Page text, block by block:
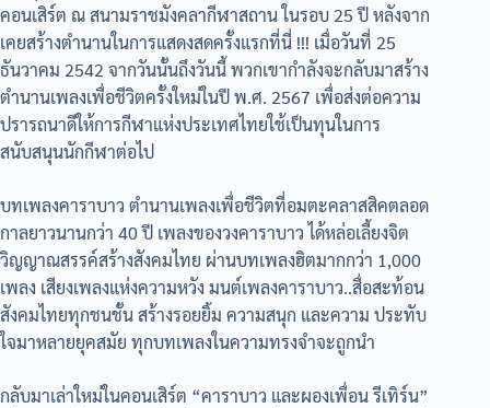
คอนเสิร์ต ณ สนามราชมังคลากีฬาสถาน ในรอบ 25 ปี หลังจาก
เคยสร้างตำนานในการแสดงสดครั้งแรกที่นี่ !!! เมื่อวันที่ 25
ธันวาคม 2542 จากวันนั้นถึงวันนี้ พวกเขากำลังจะกลับมาสร้าง
ตำนานเพลงเพื่อชีวิตครั้งใหม่ในปี พ.ศ. 2567 เพื่อส่งต่อความ
ปรารถนาดีให้การกีฬาแห่งประเทศไทยใช้เป็นทุนในการ
สนับสนุนนักกีฬาต่อไป
บทเพลงคาราบาว ตำนานเพลงเพื่อชีวิตที่อมตะคลาสสิคตลอด
กาลยาวนานกว่า 40 ปี เพลงของวงคาราบาว ได้หล่อเลี้ยงจิต
วิญญาณสรรค์สร้างสังคมไทย ผ่านบทเพลงฮิตมากกว่า 1,000
เพลง เสียงเพลงแห่งความหวัง มนต์เพลงคาราบาว..สื่อสะท้อน
สังคมไทยทุกชนชั้น สร้างรอยยิ้ม ความสนุก และความ ประทับ
ใจมาหลายยุคสมัย ทุกบทเพลงในความทรงจำจะถูกนำ
กลับมาเล่าใหม่ในคอนเสิร์ต “คาราบาว และผองเพื่อน รีเทิร์น”